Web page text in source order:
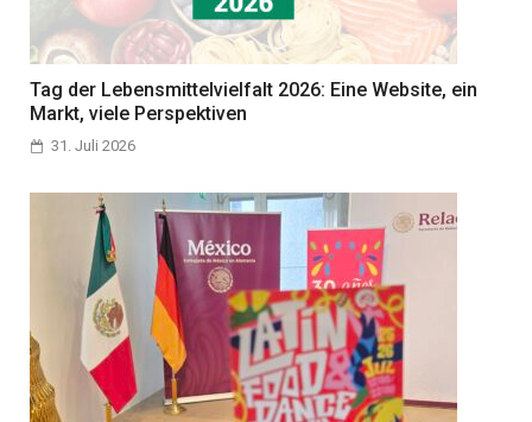
Tag der Lebensmittelvielfalt 2026: Eine Website, ein
Markt, viele Perspektiven
31. Juli 2026